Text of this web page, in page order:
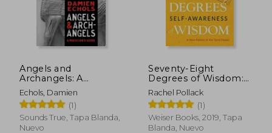
Angels and
Archangels: A
Magician'S Guide (en
Inglés)
Echols, Damien
(1)
Sounds True, Tapa Blanda,
Nuevo
Seventy-Eight
Degrees of Wisdom:
A Tarot Journey to
Self-Awareness (a
new Edition of the
Tarot Classic) (en
Inglés)
Rachel Pollack
(1)
Weiser Books, 2019, Tapa
Blanda, Nuevo